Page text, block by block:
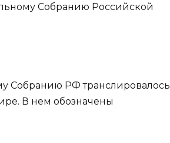
Собранию Российской
Собранию РФ транслировалось
В нем обозначены